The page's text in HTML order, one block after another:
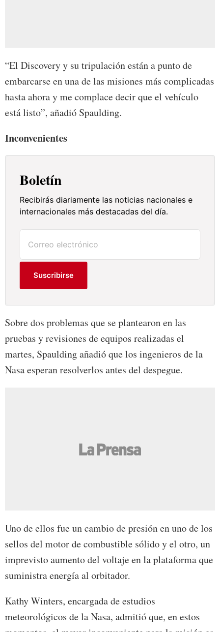
“El Discovery y su tripulación están a punto de
embarcarse en una de las misiones más complicadas
hasta ahora y me complace decir que el vehículo
está listo”, añadió Spaulding.
Inconvenientes
Boletín
Recibirás diariamente las noticias nacionales e
internacionales más destacadas del día.
Suscribirse
Sobre dos problemas que se plantearon en las
pruebas y revisiones de equipos realizadas el
martes, Spaulding añadió que los ingenieros de la
Nasa esperan resolverlos antes del despegue.
Uno de ellos fue un cambio de presión en uno de los
sellos del motor de combustible sólido y el otro, un
imprevisto aumento del voltaje en la plataforma que
suministra energía al orbitador.
Kathy Winters, encargada de estudios
meteorológicos de la Nasa, admitió que, en estos